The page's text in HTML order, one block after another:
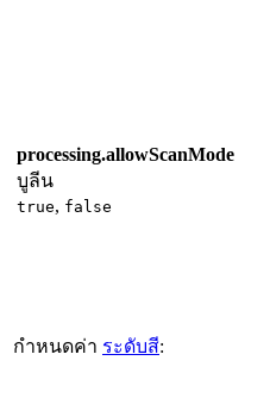
processing.allowScanMode
บูลีน
true, false
กำหนดค่า ระดับสี: